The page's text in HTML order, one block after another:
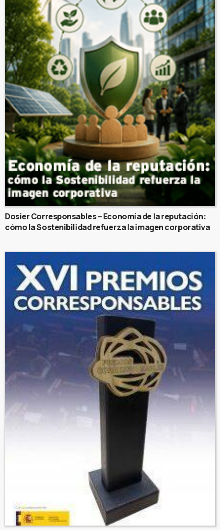
Dosier Corresponsables – Economía de la reputación:
cómo la Sostenibilidad refuerza la imagen corporativa